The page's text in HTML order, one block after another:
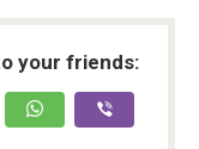
your friends: